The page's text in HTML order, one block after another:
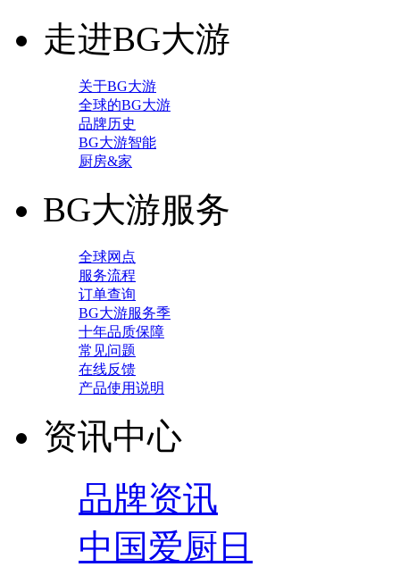
走进BG大游
关于BG大游
全球的BG大游
品牌历史
BG大游智能
厨房&家
BG大游服务
全球网点
服务流程
订单查询
BG大游服务季
十年品质保障
常见问题
在线反馈
产品使用说明
资讯中心
品牌资讯
中国爱厨日